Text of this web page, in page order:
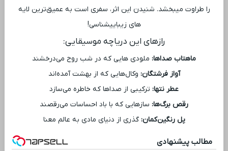
را طراوت میبخشد. شنیدن این اثر، سفری است به عمیق‌ترین لایه
‌های زیباییشناسی!
رازهای این دریاچه موسیقایی:
ماهتاب صداها: ملودی ‌هایی که در شب روح می‌درخشند
آواز فرشتگان: وکال‌هایی که از بهشت آمده‌اند
عطر نتها: ترکیبی از صداها که خاطره می‌سازد
رقص برگ‌ها: سازهایی که با باد احساسات می‌رقصند
پل رنگین‌کمان: گذری از دنیای مادی به عالم معنا
مطالب پیشنهادی